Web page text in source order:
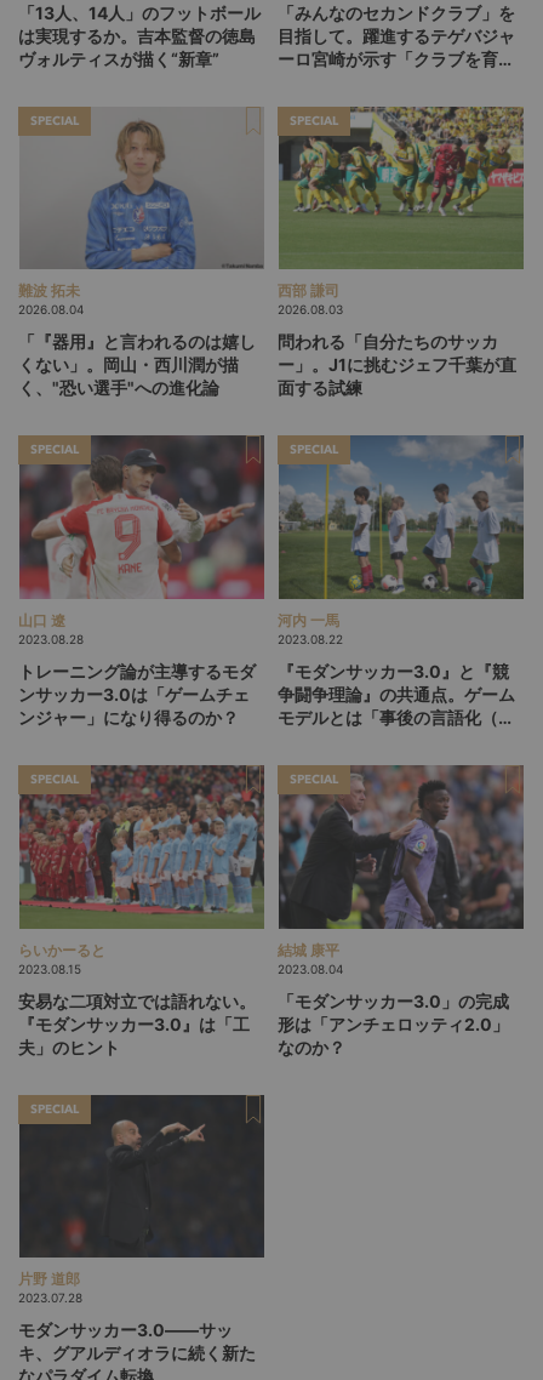
「13人、14人」のフットボール
は実現するか。吉本監督の徳島
ヴォルティスが描く“新章”
「みんなのセカンドクラブ」を
目指して。躍進するテゲバジャ
ーロ宮崎が示す「クラブを育て
SPECIAL
難波 拓未
2026.08.04
「『器用』と言われるのは嬉し
くない」。岡山・西川潤が描
く、"恐い選手"への進化論
SPECIAL
西部 謙司
2026.08.03
問われる「自分たちのサッカ
ー」。J1に挑むジェフ千葉が直
面する試練
SPECIAL
山口 遼
2023.08.28
トレーニング論が主導するモダ
ンサッカー3.0は「ゲームチェ
ンジャー」になり得るのか？
SPECIAL
河内 一馬
2023.08.22
『モダンサッカー3.0』と『競
争闘争理論』の共通点。ゲーム
モデルとは「事後の言語化（記
SPECIAL
らいかーると
2023.08.15
安易な二項対立では語れない。
『モダンサッカー3.0』は「工
夫」のヒント
SPECIAL
結城 康平
2023.08.04
「モダンサッカー3.0」の完成
形は「アンチェロッティ2.0」
なのか？
SPECIAL
片野 道郎
2023.07.28
モダンサッカー3.0――サッ
キ、グアルディオラに続く新た